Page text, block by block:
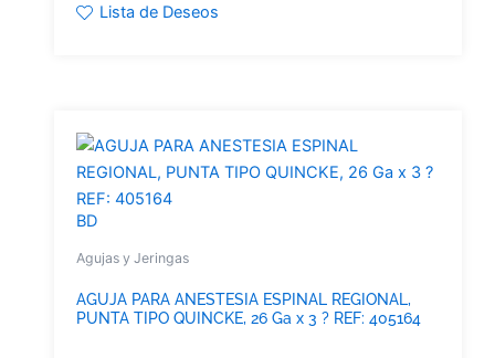
Lista de Deseos
BD
Agujas y Jeringas
AGUJA PARA ANESTESIA ESPINAL REGIONAL,
PUNTA TIPO QUINCKE, 26 Ga x 3 ? REF: 405164